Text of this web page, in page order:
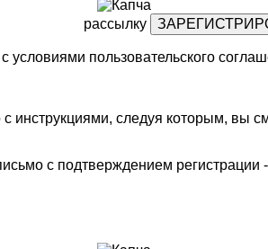
рассылку
условиями пользовательского
следуя которым, вы
с подтверждением регистрации